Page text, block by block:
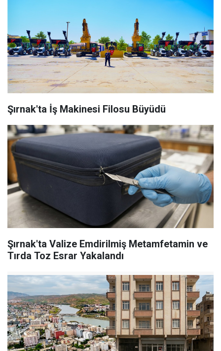
Şırnak'ta İş Makinesi Filosu Büyüdü
Şırnak'ta Valize Emdirilmiş Metamfetamin ve
Tırda Toz Esrar Yakalandı